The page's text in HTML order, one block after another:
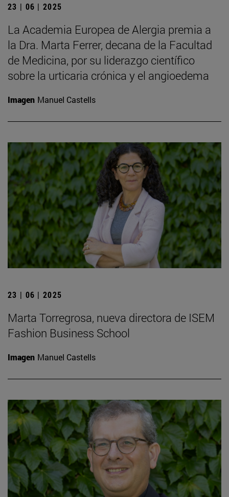
23 | 06 | 2025
La Academia Europea de Alergia premia a
la Dra. Marta Ferrer, decana de la Facultad
de Medicina, por su liderazgo científico
sobre la urticaria crónica y el angioedema
Imagen Manuel Castells
23 | 06 | 2025
Marta Torregrosa, nueva directora de ISEM
Fashion Business School
Imagen Manuel Castells